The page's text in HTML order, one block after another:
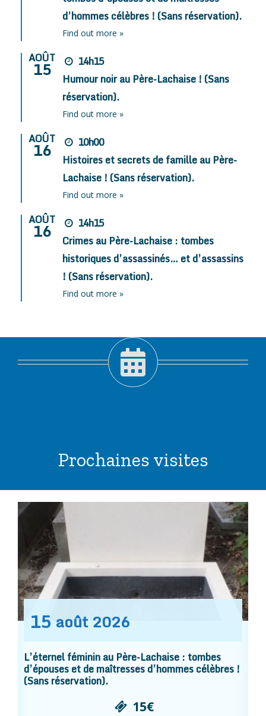
d’hommes célèbres ! (Sans réservation).
Find out more »
AOÛT
15
14h15
Humour noir au Père-Lachaise ! (Sans
réservation).
Find out more »
AOÛT
16
10h00
Histoires et secrets de famille au Père-
Lachaise ! (Sans réservation).
Find out more »
AOÛT
16
14h15
Crimes au Père-Lachaise : tombes
historiques d’assassinés… et d’assassins
! (Sans réservation).
Find out more »
Prochaines visites
15 août 2026
L’éternel féminin au Père-Lachaise : tombes
d’épouses et de maîtresses d’hommes célèbres !
(Sans réservation).
15€